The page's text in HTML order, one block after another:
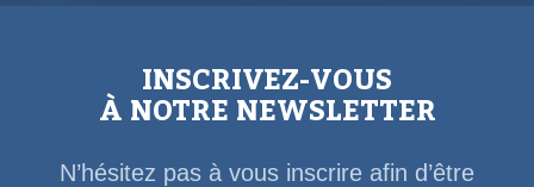
INSCRIVEZ-VOUS
À NOTRE NEWSLETTER
N’hésitez pas à vous inscrire afin d’être